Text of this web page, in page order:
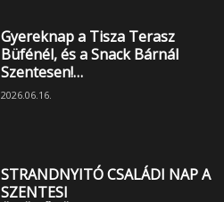
Gyereknap a Tisza Terasz
Büfénél, és a Snack Bárnál
Szentesen!…
2026.06.16.
STRANDNYITÓ CSALÁDI NAP A
SZENTESI